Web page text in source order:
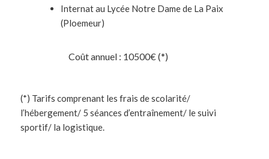
Internat au Lycée Notre Dame de La Paix
(Ploemeur)
Coût annuel : 10500€ (*)
(*) Tarifs comprenant les frais de scolarité/
l’hébergement/ 5 séances d’entraînement/ le suivi
sportif/ la logistique.